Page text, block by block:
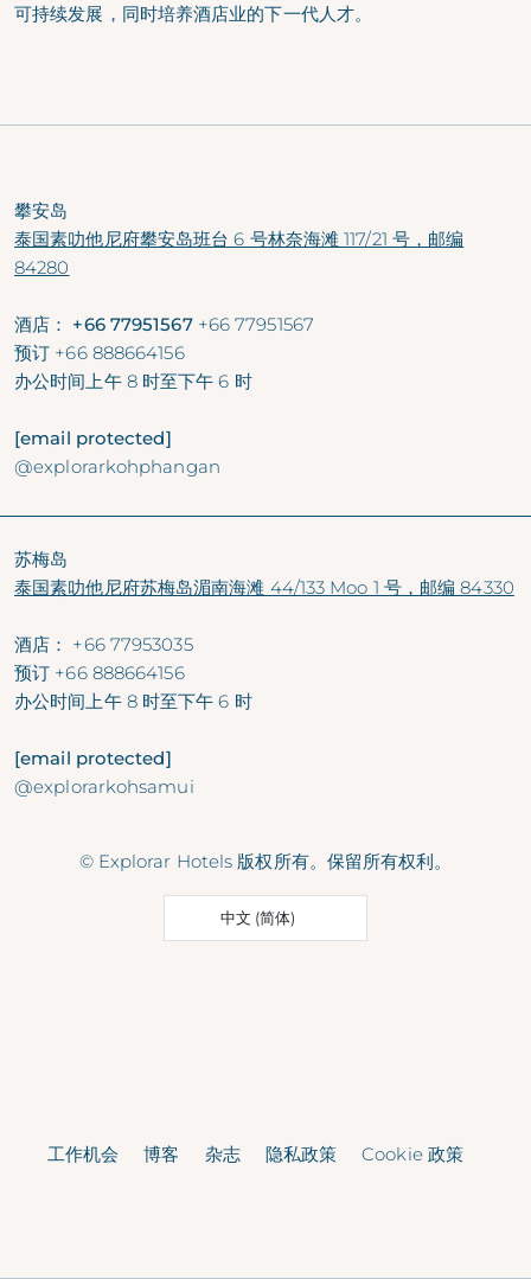
可持续发展，同时培养酒店业的下一代人才。
攀安岛
泰国素叻他尼府攀安岛班台 6 号林奈海滩 117/21 号，邮编
84280
酒店： +66 77951567 +66 77951567
预订 +66 888664156
办公时间 上午 8 时至下午 6 时
[email protected]
@explorarkohphangan
苏梅岛
泰国素叻他尼府苏梅岛湄南海滩 44/133 Moo 1 号，邮编 84330
酒店： +66 77953035
预订 +66 888664156
办公时间上午 8 时至下午 6 时
[email protected]
@explorarkohsamui
© Explorar Hotels 版权所有。保留所有权利。
中文 (简体)
工作机会 博客 杂志 隐私政策 Cookie 政策